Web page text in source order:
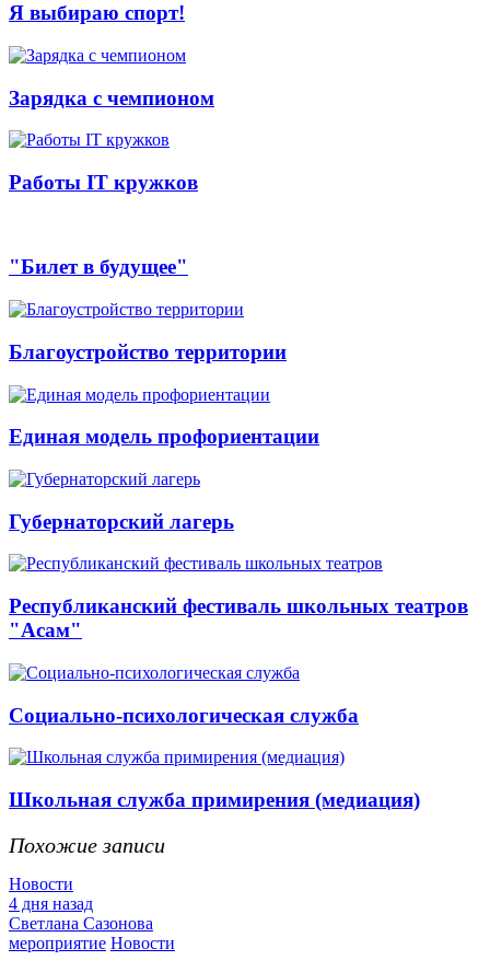
Я выбираю спорт!
Зарядка с чемпионом
Работы IT кружков
"Билет в будущее"
Благоустройство территории
Единая модель профориентации
Губернаторский лагерь
Республиканский фестиваль школьных театров
"Асам"
Социально-психологическая служба
Школьная служба примирения (медиация)
Похожие записи
Новости
4 дня назад
Светлана Сазонова
мероприятие Новости